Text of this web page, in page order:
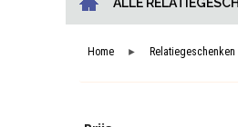
Home ► Relatiegeschenken